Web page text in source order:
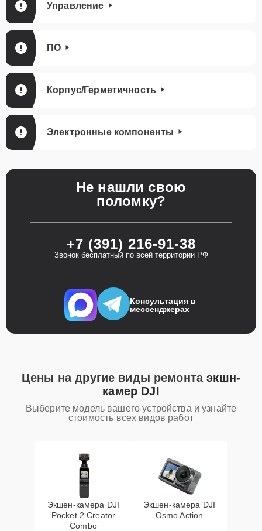
Управление
ПО
Корпус/Герметичность
Электронные компоненты
Не нашли свою
поломку?
+7 (391) 216-91-38
Звонок бесплатный по всей территории РФ
Консультация в
мессенджерах
Цены на другие виды ремонтаэкшн-
камер DJI
Выберите модель вашего устройства и узнайте
стоимость всех видов работ
Экшен-камера DJI
Pocket 2 Creator
Combo
Экшен-камера DJI
Osmo Action